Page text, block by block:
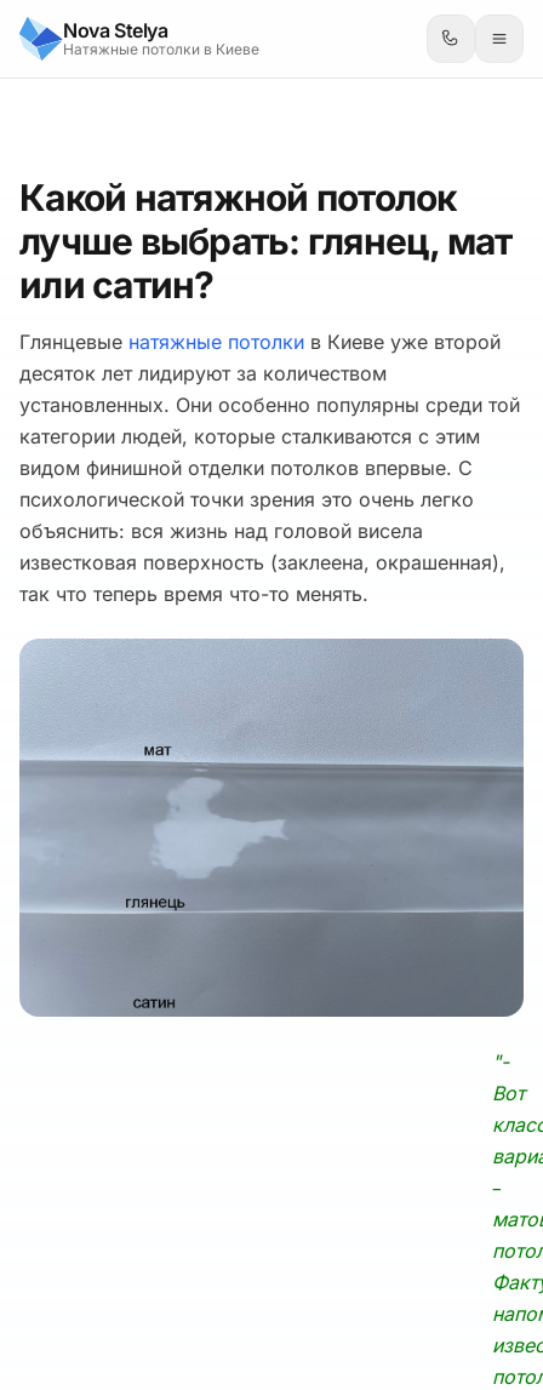
Nova Stelya
Натяжные потолки в Киеве
Какой натяжной потолок
лучше выбрать: глянец, мат
или сатин?
Глянцевые натяжные потолки в Киеве уже второй
десяток лет лидируют за количеством
установленных. Они особенно популярны среди той
категории людей, которые сталкиваются с этим
видом финишной отделки потолков впервые. С
психологической точки зрения это очень легко
объяснить: вся жизнь над головой висела
известковая поверхность (заклеена, окрашенная),
так что теперь время что-то менять.
"-
Вот
–